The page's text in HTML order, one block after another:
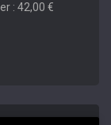
: 42,00 €